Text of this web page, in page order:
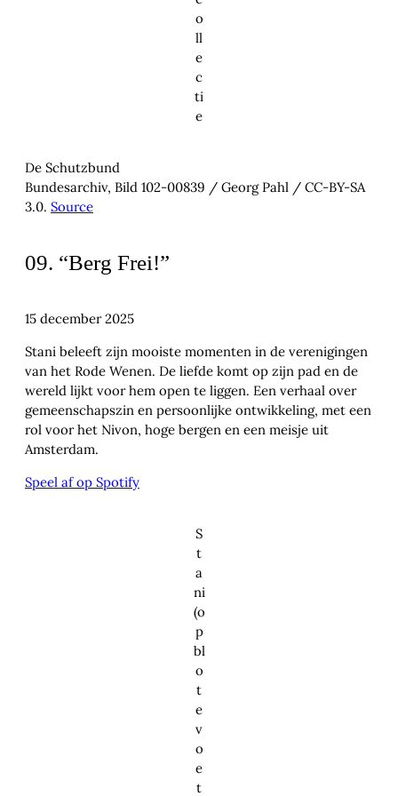
o
ll
e
c
ti
e
De Schutzbund
Bundesarchiv, Bild 102-00839 / Georg Pahl / CC-BY-SA
3.0. Source
09. “Berg Frei!”
15 december 2025
Stani beleeft zijn mooiste momenten in de verenigingen
van het Rode Wenen. De liefde komt op zijn pad en de
wereld lijkt voor hem open te liggen. Een verhaal over
gemeenschapszin en persoonlijke ontwikkeling, met een
rol voor het Nivon, hoge bergen en een meisje uit
Amsterdam.
Speel af op Spotify
S
t
a
ni
(o
p
bl
o
t
e
v
o
e
t